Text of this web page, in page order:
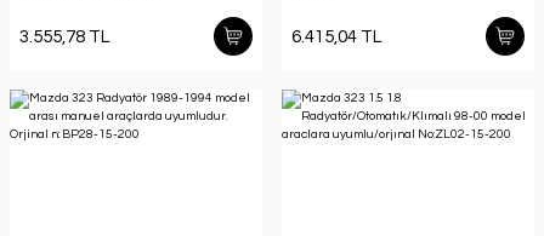
3.555,78 TL 6.415,04 TL